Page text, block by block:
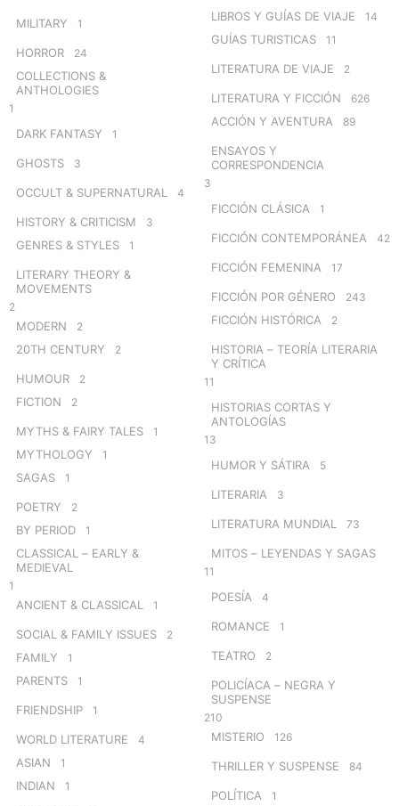
MILITARY 1
HORROR 24
COLLECTIONS &
ANTHOLOGIES
1
DARK FANTASY 1
GHOSTS 3
OCCULT & SUPERNATURAL 4
HISTORY & CRITICISM 3
GENRES & STYLES 1
LITERARY THEORY &
MOVEMENTS
2
MODERN 2
20TH CENTURY 2
HUMOUR 2
FICTION 2
MYTHS & FAIRY TALES 1
MYTHOLOGY 1
SAGAS 1
POETRY 2
BY PERIOD 1
CLASSICAL – EARLY &
MEDIEVAL
1
ANCIENT & CLASSICAL 1
SOCIAL & FAMILY ISSUES 2
FAMILY 1
PARENTS 1
FRIENDSHIP 1
WORLD LITERATURE 4
ASIAN 1
INDIAN 1
LIBROS Y GUÍAS DE VIAJE 14
GUÍAS TURISTICAS 11
LITERATURA DE VIAJE 2
LITERATURA Y FICCIÓN 626
ACCIÓN Y AVENTURA 89
ENSAYOS Y
CORRESPONDENCIA
3
FICCIÓN CLÁSICA 1
FICCIÓN CONTEMPORÁNEA 42
FICCIÓN FEMENINA 17
FICCIÓN POR GÉNERO 243
FICCIÓN HISTÓRICA 2
HISTORIA – TEORÍA LITERARIA
Y CRÍTICA
11
HISTORIAS CORTAS Y
ANTOLOGÍAS
13
HUMOR Y SÁTIRA 5
LITERARIA 3
LITERATURA MUNDIAL 73
MITOS – LEYENDAS Y SAGAS
11
POESÍA 4
ROMANCE 1
TEATRO 2
POLICÍACA – NEGRA Y
SUSPENSE
210
MISTERIO 126
THRILLER Y SUSPENSE 84
POLÍTICA 1